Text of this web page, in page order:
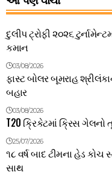
દુલીપ ટ્રોફી ૨૦૨૬
કમાન
03/08/2026
ફાસ્ટ બોલર બૂમરાહ
બહાર
03/08/2026
T20 ક્રિકેટમાં ક્રિસ ગેલનો
25/07/2026
૧૮ વર્ષ બાદ ટીમના હેડ
સાથ